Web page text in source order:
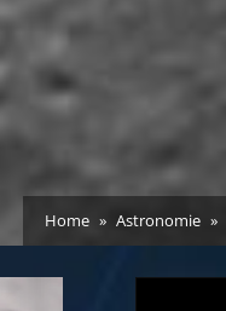
Home Astronomie